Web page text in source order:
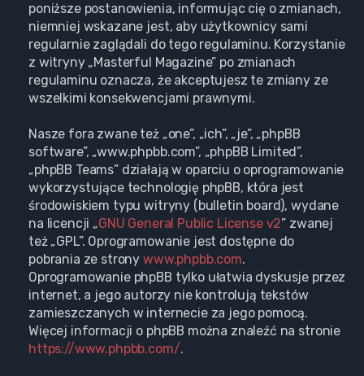
poniższe postanowienia, informując cię o zmianach,
niemniej wskazane jest, aby użytkownicy sami
regularnie zaglądali do tego regulaminu. Korzystanie
z witryny „Masterful Magazine” po zmianach
regulaminu oznacza, że akceptujesz te zmiany ze
wszelkimi konsekwencjami prawnymi.
Nasze fora zwane też „one”, „ich”, „je”, „phpBB
software”, „www.phpbb.com”, „phpBB Limited”,
„phpBB Teams” działają w oparciu o oprogramowanie
wykorzystujące technologię phpBB, która jest
środowiskiem typu witryny (bulletin board), wydane
na licencji „GNU General Public License v2” zwanej
też „GPL”. Oprogramowanie jest dostępne do
pobrania ze strony www.phpbb.com.
Oprogramowanie phpBB tylko ułatwia dyskusje przez
internet, a jego autorzy nie kontrolują tekstów
zamieszczanych w internecie za jego pomocą.
Więcej informacji o phpBB można znaleźć na stronie
https://www.phpbb.com/.